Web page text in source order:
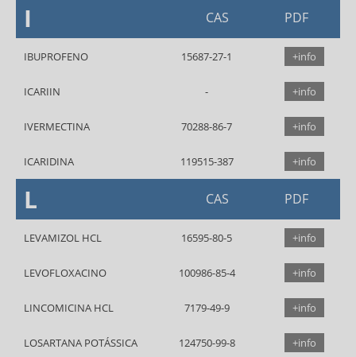
I CAS PDF
IBUPROFENO 15687-27-1 +info
ICARIIN +info
IVERMECTINA 70288-86-7 +info
ICARIDINA 119515-387 +info
L CAS PDF
LEVAMIZOL HCL 16595-80-5 +info
LEVOFLOXACINO 100986-85-4 +info
LINCOMICINA HCL 7179-49-9 +info
LOSARTANA POTÁSSICA 124750-99-8 +info